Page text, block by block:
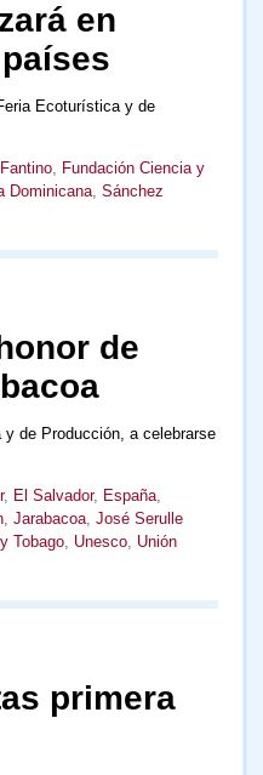
en
Ecoturística y de
Fantino, Fundación Ciencia y
Dominicana, Sánchez
de
de Producción, a celebrarse
, El Salvador, España,
, Jarabacoa, José Serulle
Tobago, Unesco, Unión
primera